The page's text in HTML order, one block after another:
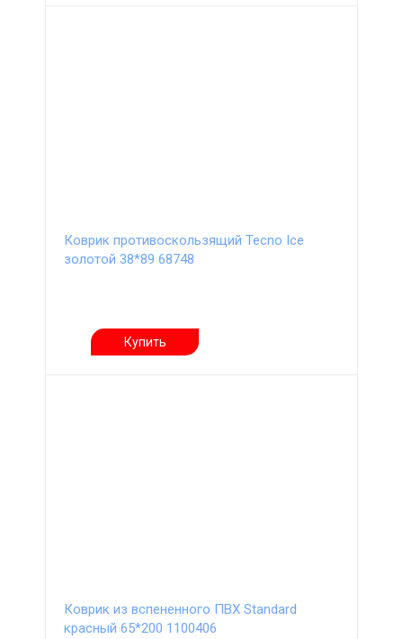
Коврик противоскользящий Tecno Ice
золотой 38*89 68748
Купить
Коврик из вспененного ПВХ Standard
красный 65*200 1100406